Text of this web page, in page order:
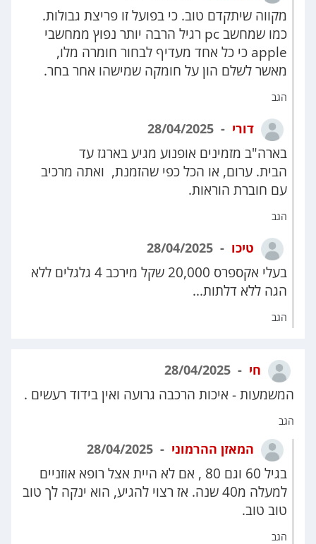
מקווה שיתקדם טוב. כי בפועל זו פריצת גבולות.
כמו שמחשב pc רגיל הרבה יותר נפוץ ממחשבי
apple כי כל אחד מעדיף לבחור חומרה מלו,
מאשר לשלם הון על חומקה שמישהו אחר בחר.
הגב
דורי
בארה"ב מזמינים אופנוע מגיע בארגז עד
הבית. ערום, או הכל כפי שהזמנת, ואתה מרכיב
עם חוברת הוראות.
הגב
טיכו
בעלי אקספרס 20,000 שקל מירכב 4 גלגלים ללא
הגה ללא דלתות...
הגב
חי
המשמעות - איכות הרכבה גרועה ואין בידוד רעשים .
הגב
המאזן ההרמוני
בגיל 60 וגם 80 , אם לא היית אצל רופא אוזניים
למעלה מ40 שנה. אז רצוי להגיע, הוא ינקה לך טוב
טוב טוב.
הגב